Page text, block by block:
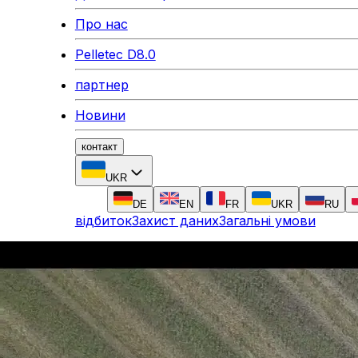
Про нас
Pelletec D8.0
партнер
Новини
контакт
UKR
DE EN FR UKR RU
відбитокЗахист данихЗагальні умови